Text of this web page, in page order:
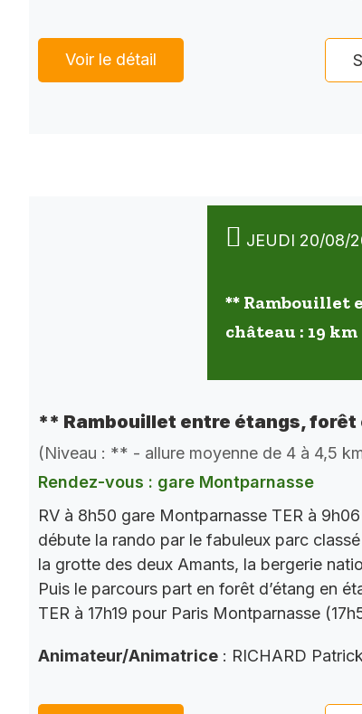
Voir le détail
JEUDI 20/08/
** Rambouillet
château : 19 km
** Rambouillet entre étangs, forêt
(Niveau : ** - allure moyenne de 4 à 4,5
Rendez-vous : gare Montparnasse
RV à 8h50 gare Montparnasse TER à
débute la rando par le fabuleux parc
la grotte des deux Amants, la bergerie
Puis le parcours part en forêt d’étang en
TER à 17h19 pour Paris Montparnasse
Animateur/Animatrice : RICHARD Patrick